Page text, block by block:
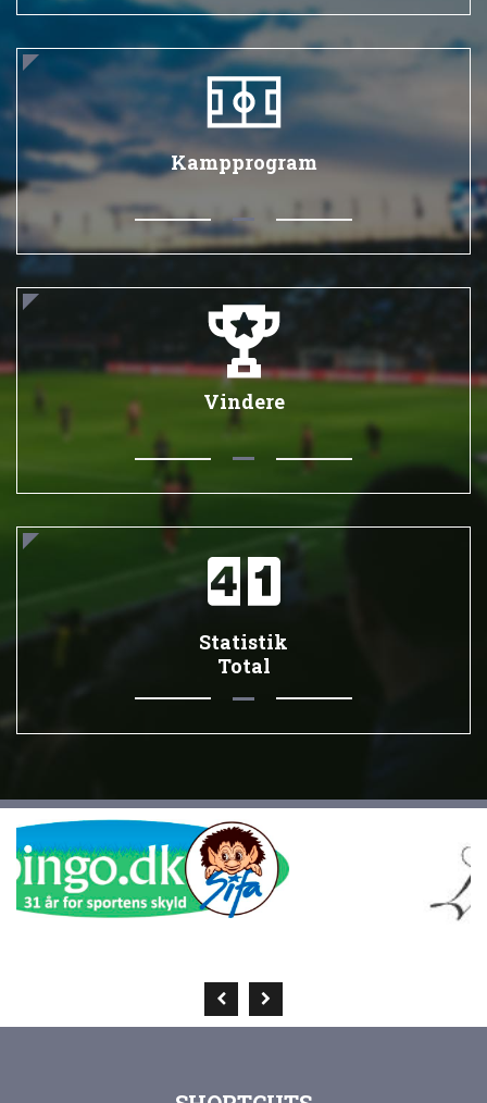
Kampprogram
Vindere
Statistik
Total